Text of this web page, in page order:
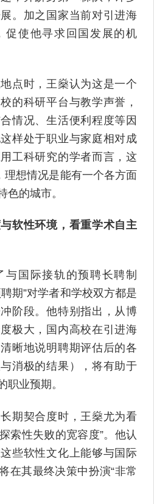
。加之国家当前对引进海
促使他寻求回国发展的机
时，王燊认为这是一个
的科研平台与教学声誉，
情况、生活便利程度等因
样处于职业与家庭相对成
工科研究的学者而言，这
理想情况是能有一个各方面
色的城市。
软性环境，看重学术自主
国际接轨的预聘长聘制
期”对学者和学校双方都是
阶段。他特别指出，从博
极大，国内高校在引进海
晰地说明聘期评估后的各
消极的结果），将有助于
职业预期。
契合度时，王燊尤为看
索性失败的宽容度”。他认
些软性文化上能够与国际
在其最终决策中扮演“非常